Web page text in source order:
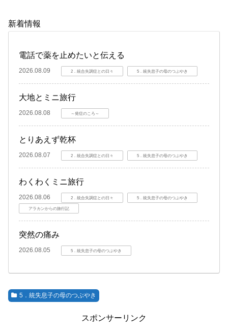
新着情報
電話で薬を止めたいと伝える
2026.08.09 2．統合失調症との日々 5．統失息子の母のつぶやき
大地とミニ旅行
2026.08.08 ～発症のころ～
とりあえず乾杯
2026.08.07 2．統合失調症との日々 5．統失息子の母のつぶやき
わくわくミニ旅行
2026.08.06 2．統合失調症との日々 5．統失息子の母のつぶやき
アラカンからの旅行記
突然の痛み
2026.08.05 5．統失息子の母のつぶやき
5．統失息子の母のつぶやき
スポンサーリンク